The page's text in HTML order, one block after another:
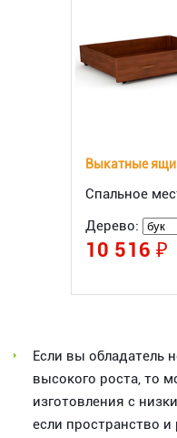
Выкатные
Спальное
Дерево:
10 516 ₽
Если вы обладатель
высокого роста, то
изготовления с
если пространство